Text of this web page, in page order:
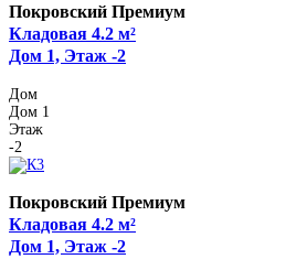
Покровский Премиум
Кладовая 4.2 м²
Дом 1, Этаж -2
Дом
Дом 1
Этаж
-2
Покровский Премиум
Кладовая 4.2 м²
Дом 1, Этаж -2